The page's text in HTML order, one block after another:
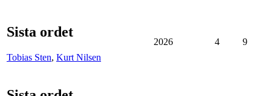
Sista ordet
Tobias Sten, Kurt Nilsen
2026 4 9